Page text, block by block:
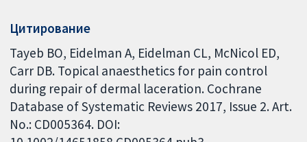
Цитирование
Tayeb BO, Eidelman A, Eidelman CL, McNicol ED,
Carr DB. Topical anaesthetics for pain control
during repair of dermal laceration. Cochrane
Database of Systematic Reviews 2017, Issue 2. Art.
No.: CD005364. DOI: